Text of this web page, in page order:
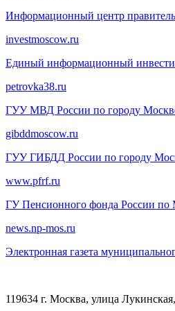
Информационный центр
investmoscow.ru
Единый информационный
petrovka38.ru
ГУУ МВД России по городу
gibddmoscow.ru
ГУУ ГИБДД России по городу
www.pfrf.ru
ГУ Пенсионного фонда России по
news.np-mos.ru
Электронная газета
119634 г. Москва, улица